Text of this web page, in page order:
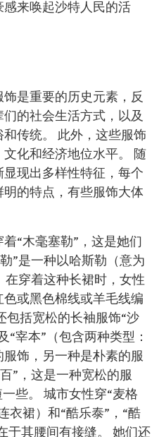
来唤起沙特人民的活
是重要的历史元素，反
的社会生活方式，以及
传统。 此外，这些服饰
化和经济地位水平。 随
现出多样性特征，每个
的特点，有些服饰大体
“木毫塞勒”，这是她们
”是一种以哈斯勒（意为
在穿着这种长裙时，女性
或黑色棉线或羊毛线编
包括宽松的长袖服饰“沙
“宰本”（包含两种类型：
饰，另一种是朴素的服
”，这是一种宽松的服
些。 城市女性穿“麦格
衣裙）和“酷乐泰”，“酷
于其腰间有接缝。 她们还